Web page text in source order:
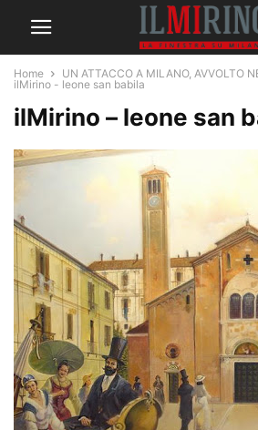
Home
UN ATTACCO A MILANO, AVVOLTO
ilMirino - leone san babila
ilMirino – leone san